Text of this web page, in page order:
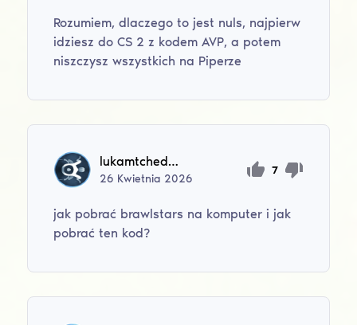
Rozumiem, dlaczego to jest nuls, najpierw
idziesz do CS 2 z kodem AVP, a potem
niszczysz wszystkich na Piperze
lukamtchedlo1234
26 Kwietnia 2026
7
jak pobrać brawlstars na komputer i jak
pobrać ten kod?